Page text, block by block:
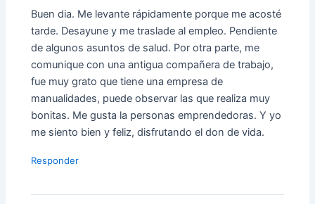
Buen dia. Me levante rápidamente porque me acosté
tarde. Desayune y me traslade al empleo. Pendiente
de algunos asuntos de salud. Por otra parte, me
comunique con una antigua compañera de trabajo,
fue muy grato que tiene una empresa de
manualidades, puede observar las que realiza muy
bonitas. Me gusta la personas emprendedoras. Y yo
me siento bien y feliz, disfrutando el don de vida.
Responder